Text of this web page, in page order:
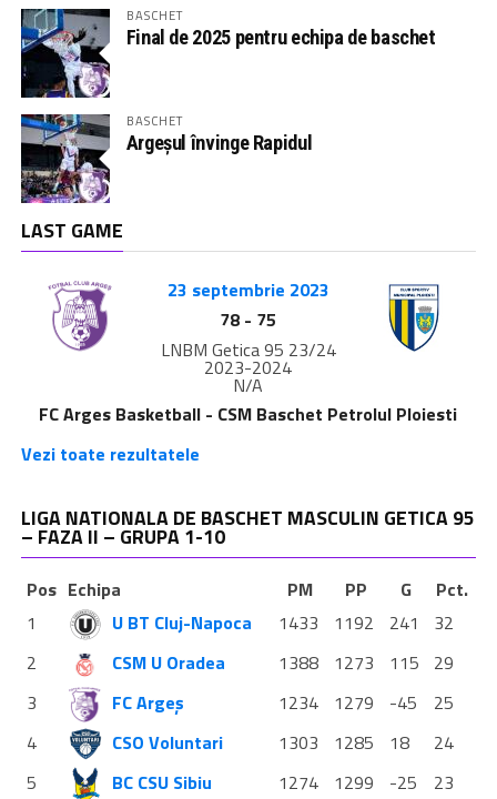
BASCHET
Final de 2025 pentru echipa de baschet
BASCHET
Argeșul învinge Rapidul
LAST GAME
23 septembrie 2023
78 - 75
LNBM Getica 95 23/24
2023-2024
N/A
FC Arges Basketball - CSM Baschet Petrolul Ploiesti
Vezi toate rezultatele
LIGA NATIONALA DE BASCHET MASCULIN GETICA 95
– FAZA II – GRUPA 1-10
Pos Echipa PM PP G
Pct.
1
U BT Cluj-Napoca 1433 1192 241
32
2
CSM U Oradea 1388 1273 115
29
3
FC Argeș 1234 1279 -45
25
4
CSO Voluntari 1303 1285 18
24
5
BC CSU Sibiu 1274 1299 -25
23